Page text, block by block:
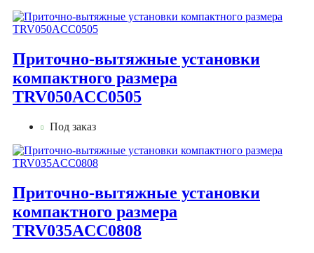
Приточно-вытяжные установки
компактного размера
TRV050ACC0505
Под заказ
Приточно-вытяжные установки
компактного размера
TRV035ACC0808